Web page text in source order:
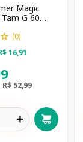
Magic
G 60
☆ (0)
16,91
R$ 52,99
＋